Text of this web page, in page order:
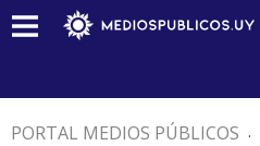
PORTAL MEDIOS PÚBLICOS .